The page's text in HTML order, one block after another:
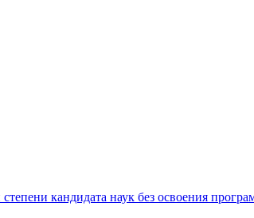
кандидата наук без освоения